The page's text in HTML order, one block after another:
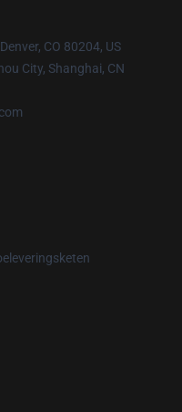
CO 80204, US
City, Shanghai, CN